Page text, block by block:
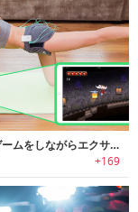
FlexR｜ゲームをしながらエクササイズ/リハビリが可能な神経筋センサーデバイス「フレクサー」
+169